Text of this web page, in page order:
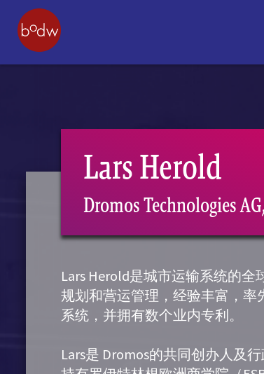
Lars Herold
Dromos
Lars Herold是城市运输系统的
规划和营运管理，经验丰富，率
系统，并拥有数个业内专利。
Lars是 Dromos的共同创办人及